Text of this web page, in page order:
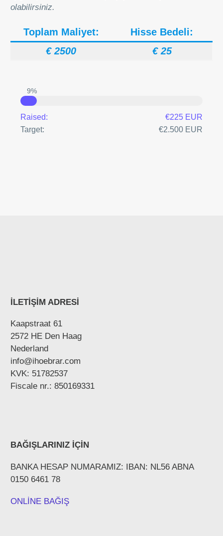
olabilirsiniz.
Toplam Maliyet:
Hisse Bedeli:
€ 2500
€ 25
9%
Raised:
€225 EUR
Target:
€2.500 EUR
İLETİŞİM ADRESİ
Kaapstraat 61
2572 HE Den Haag
Nederland
info@ihoebrar.com
KVK: 51782537
Fiscale nr.: 850169331
BAĞIŞLARINIZ İÇİN
BANKA HESAP NUMARAMIZ: IBAN: NL56 ABNA
0150 6461 78
ONLİNE BAĞIŞ